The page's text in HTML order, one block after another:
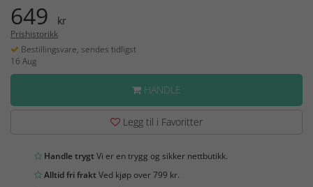
649 kr
Prishistorikk
Bestillingsvare, sendes tidligst
16 Aug
HANDLE
Legg til i Favoritter
Handle trygtVi er en trygg og sikker nettbutikk.
Alltid fri fraktVed kjøp over 799 kr.